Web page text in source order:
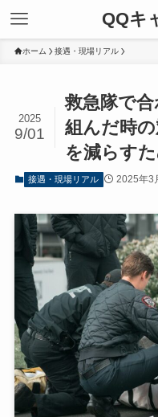
QQキ
ホーム 接遇・現場リアル
救急隊で
組んだ時
を減らす
2025
9/01
接遇・現場リアル 2025年3